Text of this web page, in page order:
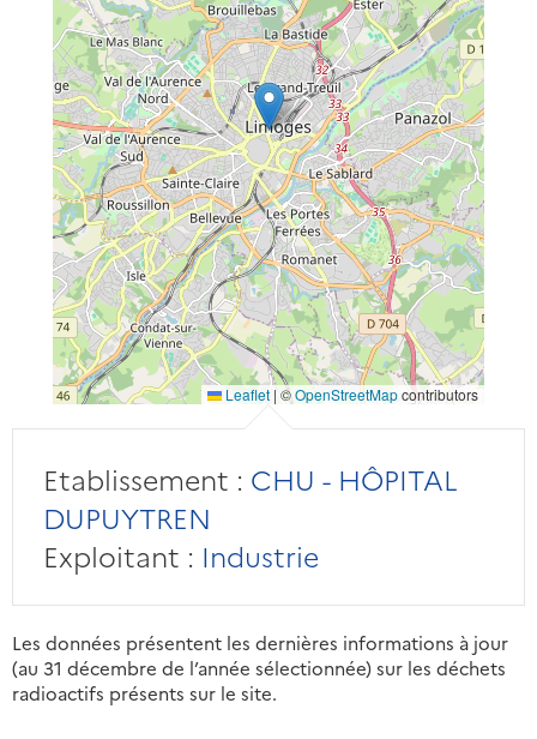
Leaflet | ©OpenStreetMapcontributors
Etablissement : CHU - HÔPITAL
DUPUYTREN
Exploitant : Industrie
Les données présentent les dernières informations à jour
(au 31 décembre de l’année sélectionnée) sur les déchets
radioactifs présents sur le site.